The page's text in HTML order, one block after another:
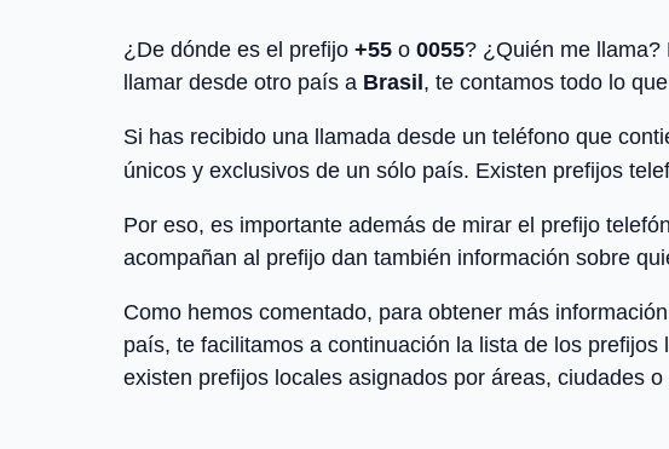
¿De dónde es el prefijo +55 o 0055? ¿Quién me llama?
llamar desde otro país a Brasil , te contamos todo lo
Si has recibido una llamada desde un teléfono que
únicos y exclusivos de un sólo país. Existen prefijos
Por eso, es importante además de mirar el prefijo
acompañan al prefijo dan también información sobre
Como hemos comentado, para obtener más
país, te facilitamos a continuación la lista de los prefijos
existen prefijos locales asignados por áreas, ciudades